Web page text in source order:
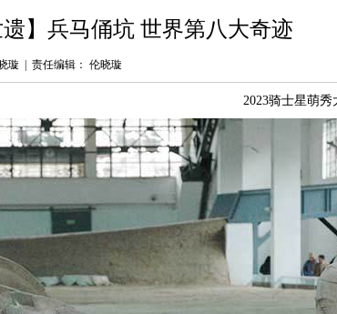
遗】兵马俑坑 世界第八大奇迹
璇 责任编辑： 伦晓璇